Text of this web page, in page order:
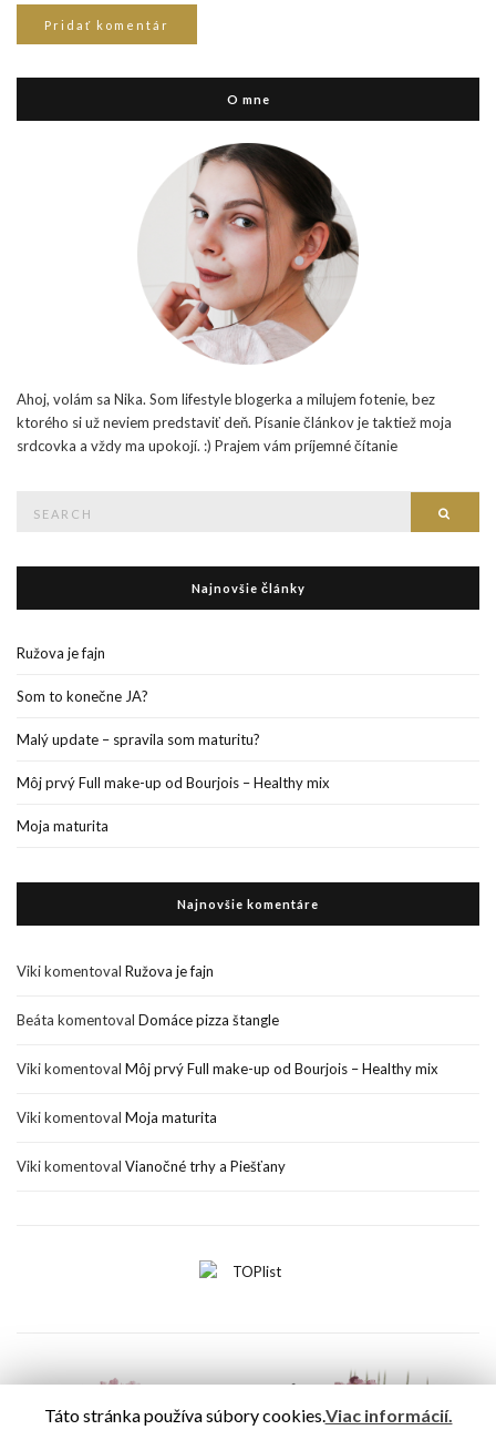
O mne
Ahoj, volám sa Nika. Som lifestyle blogerka a milujem fotenie, bez
ktorého si už neviem predstaviť deň. Písanie článkov je taktiež moja
srdcovka a vždy ma upokojí. :) Prajem vám príjemné čítanie
Najnovšie články
Ružova je fajn
Som to konečne JA?
Malý update – spravila som maturitu?
Môj prvý Full make-up od Bourjois – Healthy mix
Moja maturita
Najnovšie komentáre
Vikikomentoval Ružova je fajn
Beáta komentoval Domáce pizza štangle
Vikikomentoval Môj prvý Full make-up od Bourjois – Healthy mix
Vikikomentoval Moja maturita
Vikikomentoval Vianočné trhy a Piešťany
Táto stránka používa súbory cookies.Viac informácií.